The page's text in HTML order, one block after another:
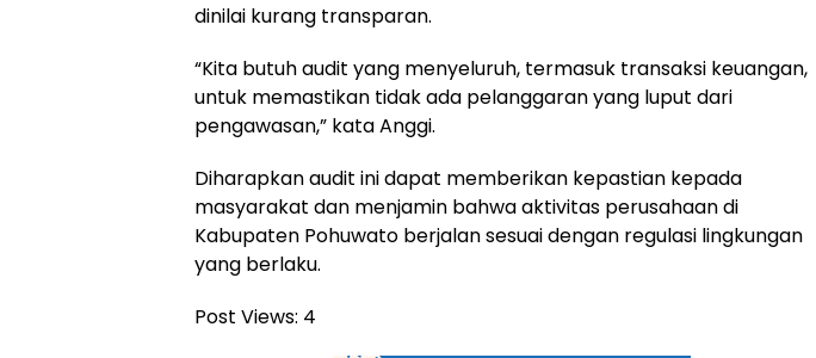
dinilai kurang transparan.
“Kita butuh audit yang menyeluruh, termasuk transaksi keuangan,
untuk memastikan tidak ada pelanggaran yang luput dari
pengawasan,” kata Anggi.
Diharapkan audit ini dapat memberikan kepastian kepada
masyarakat dan menjamin bahwa aktivitas perusahaan di
Kabupaten Pohuwato berjalan sesuai dengan regulasi lingkungan
yang berlaku.
Post Views: 4